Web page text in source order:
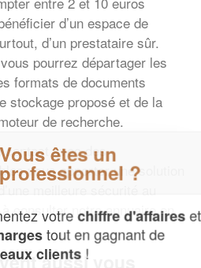
d’un espace de
d’un prestataire sûr.
pourrez départager les
formats de documents
stockage proposé et de la
de recherche.
contact avec des
vous apporter une solution
meilleure sécurité au
consulter notre annuaire en
aussi vous
êtes un
?
votrechiffre d'affaireset
tout en gagnant de
clients!